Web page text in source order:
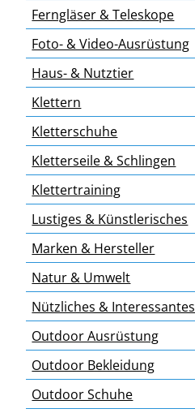
Ferngläser & Teleskope
Foto- & Video-Ausrüstung
Haus- & Nutztier
Klettern
Kletterschuhe
Kletterseile & Schlingen
Klettertraining
Lustiges & Künstlerisches
Marken & Hersteller
Natur & Umwelt
Nützliches & Interessantes
Outdoor Ausrüstung
Outdoor Bekleidung
Outdoor Schuhe